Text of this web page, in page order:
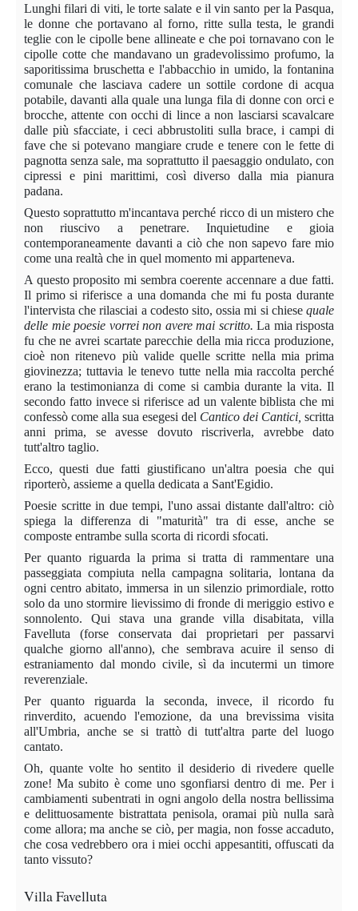
Lunghi filari di viti, le torte salate e il vin santo per la Pasqua,
le donne che portavano al forno, ritte sulla testa, le grandi
teglie con le cipolle bene allineate e che poi tornavano con le
cipolle cotte che mandavano un gradevolissimo profumo, la
saporitissima bruschetta e l'abbacchio in umido, la fontanina
comunale che lasciava cadere un sottile cordone di acqua
potabile, davanti alla quale una lunga fila di donne con orci e
brocche, attente con occhi di lince a non lasciarsi scavalcare
dalle più sfacciate, i ceci abbrustoliti sulla brace, i campi di
fave che si potevano mangiare crude e tenere con le fette di
pagnotta senza sale, ma soprattutto il paesaggio ondulato, con
cipressi e pini marittimi, così diverso dalla mia pianura
padana.
Questo soprattutto m'incantava perché ricco di un mistero che
non riuscivo a penetrare. Inquietudine e gioia
contemporaneamente davanti a ciò che non sapevo fare mio
come una realtà che in quel momento mi apparteneva.
A questo proposito mi sembra coerente accennare a due fatti.
Il primo si riferisce a una domanda che mi fu posta durante
l'intervista che rilasciai a codesto sito, ossia mi si chiese quale
delle mie poesie vorrei non avere mai scritto. La mia risposta
fu che ne avrei scartate parecchie della mia ricca produzione,
cioè non ritenevo più valide quelle scritte nella mia prima
giovinezza; tuttavia le tenevo tutte nella mia raccolta perché
erano la testimonianza di come si cambia durante la vita. Il
secondo fatto invece si riferisce ad un valente biblista che mi
confessò come alla sua esegesi del Cantico dei Cantici, scritta
anni prima, se avesse dovuto riscriverla, avrebbe dato
tutt'altro taglio.
Ecco, questi due fatti giustificano un'altra poesia che qui
riporterò, assieme a quella dedicata a Sant'Egidio.
Poesie scritte in due tempi, l'uno assai distante dall'altro: ciò
spiega la differenza di "maturità" tra di esse, anche se
composte entrambe sulla scorta di ricordi sfocati.
Per quanto riguarda la prima si tratta di rammentare una
passeggiata compiuta nella campagna solitaria, lontana da
ogni centro abitato, immersa in un silenzio primordiale, rotto
solo da uno stormire lievissimo di fronde di meriggio estivo e
sonnolento. Qui stava una grande villa disabitata, villa
Favelluta (forse conservata dai proprietari per passarvi
qualche giorno all'anno), che sembrava acuire il senso di
estraniamento dal mondo civile, sì da incutermi un timore
reverenziale.
Per quanto riguarda la seconda, invece, il ricordo fu
rinverdito, acuendo l'emozione, da una brevissima visita
all'Umbria, anche se si trattò di tutt'altra parte del luogo
cantato.
Oh, quante volte ho sentito il desiderio di rivedere quelle
zone! Ma subito è come uno sgonfiarsi dentro di me. Per i
cambiamenti subentrati in ogni angolo della nostra bellissima
e delittuosamente bistrattata penisola, oramai più nulla sarà
come allora; ma anche se ciò, per magia, non fosse accaduto,
che cosa vedrebbero ora i miei occhi appesantiti, offuscati da
tanto vissuto?
Villa Favelluta